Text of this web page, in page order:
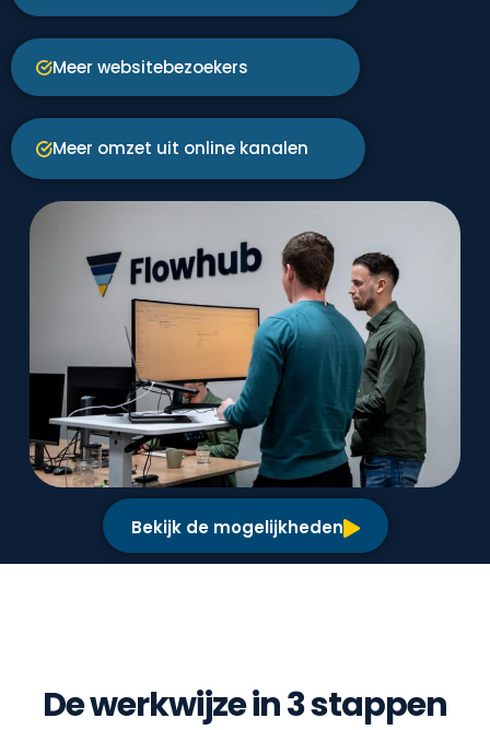
Meer websitebezoekers
Meer omzet uit online kanalen
Bekijk de mogelijkheden
De werkwijze in 3 stappen